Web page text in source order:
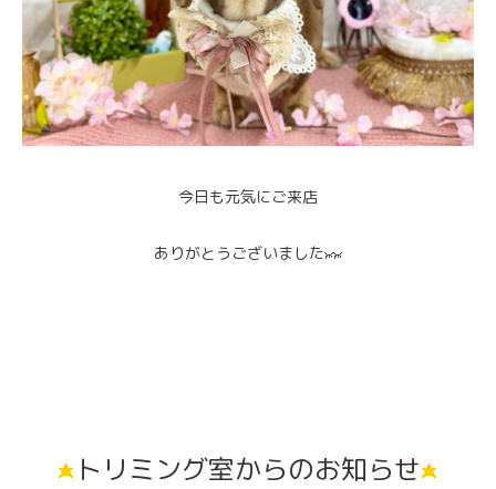
今日も元気にご来店
ありがとうございました
トリミング室からのお知らせ